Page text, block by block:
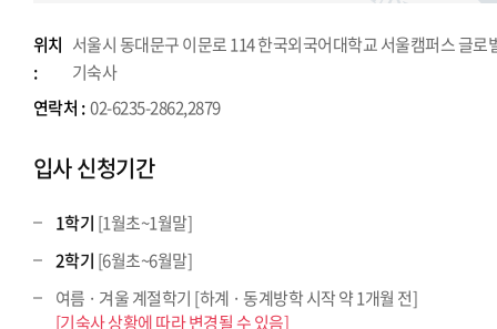
위치
:
서울시 동대문구 이문로 114 한국외국어대학교 서울캠퍼스 글로
기숙사
연락처 : 02-6235-2862,2879
입사 신청기간
1학기 [1월초~1월말]
2학기 [6월초~6월말]
여름 · 겨울 계절학기 [하계 · 동계방학 시작 약 1개월 전]
[기숙사 상황에 따라 변경될 수 있음]